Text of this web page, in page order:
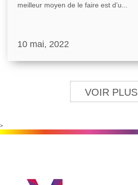
meilleur moyen de le faire est d’u...
10 mai, 2022
VOIR PLUS
>